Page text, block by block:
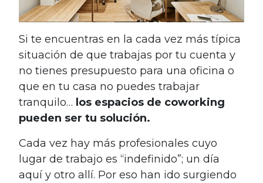
Si te encuentras en la cada vez más típica
situación de que trabajas por tu cuenta y
no tienes presupuesto para una oficina o
que en tu casa no puedes trabajar
tranquilo… los espacios de coworking
pueden ser tu solución.
Cada vez hay más profesionales cuyo
lugar de trabajo es “indefinido”; un día
aquí y otro allí. Por eso han ido surgiendo